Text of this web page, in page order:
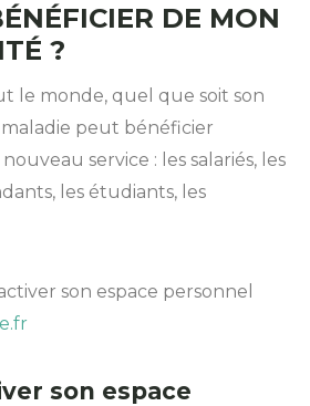
DE MON
?
le monde, quel que soit son
maladie peut bénéficier
service : les salariés, les
les étudiants, les
son espace personnel
son espace